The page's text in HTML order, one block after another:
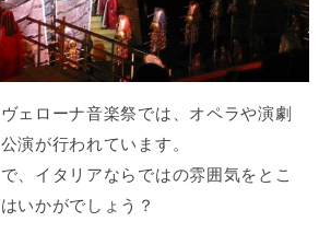
ェローナ音楽祭では、オペラや演劇
演が行われています。
、イタリアならではの雰囲気をとこ
いかがでしょう？